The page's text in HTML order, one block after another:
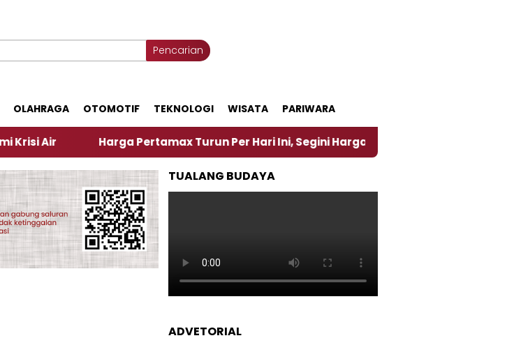
Pencarian
OLAHRAGA OTOMOTIF TEKNOLOGI WISATA PARIWARA
Harga Pertamax Turun Per Hari Ini, Segini Harganya ‎Nasirun Maestro Lukis
TUALANG BUDAYA
ADVETORIAL